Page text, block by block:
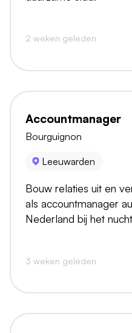
2 weken geleden
Accountmanager
Bourguignon
Leeuwarden
Bouw relaties uit en
als accountmanager
Nederland bij het
3 weken geleden